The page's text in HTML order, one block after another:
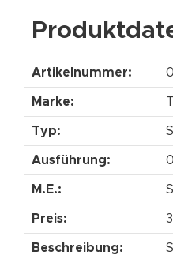
Artikelnummer:
Marke:
Typ:
Ausführung:
M.E.:
Preis:
Beschreibung: